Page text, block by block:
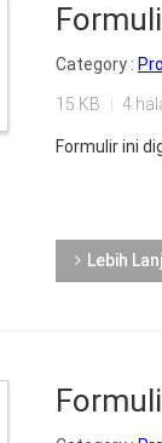
Category :
15 KB 4
Formulir ini
Lebih